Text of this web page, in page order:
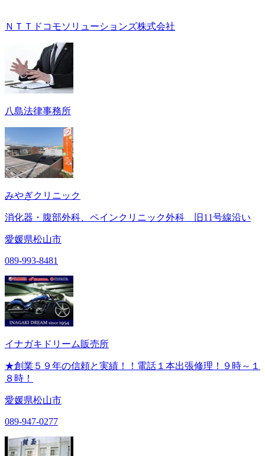
ＮＴＴドコモソリューションズ株式会社
八島法律事務所
みやぎクリニック
消化器・腹部外科、ペインクリニック外科 旧11号線沿い
愛媛県松山市
089-993-8481
イナガキドリーム販売所
★創業５９年の信頼と実績！！電話１本出張修理！９時～１
８時！
愛媛県松山市
089-947-0277